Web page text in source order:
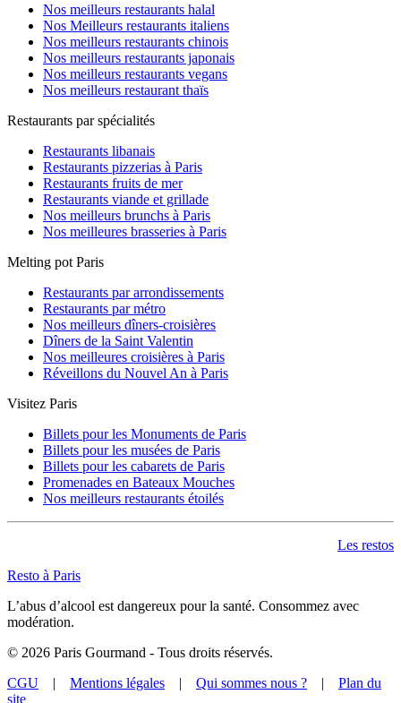
Nos meilleurs restaurants halal
Nos Meilleurs restaurants italiens
Nos meilleurs restaurants chinois
Nos meilleurs restaurants japonais
Nos meilleurs restaurants vegans
Nos meilleurs restaurant thaïs
Restaurants par spécialités
Restaurants libanais
Restaurants pizzerias à Paris
Restaurants fruits de mer
Restaurants viande et grillade
Nos meilleurs brunchs à Paris
Nos meilleures brasseries à Paris
Melting pot Paris
Restaurants par arrondissements
Restaurants par métro
Nos meilleurs dîners-croisières
Dîners de la Saint Valentin
Nos meilleures croisières à Paris
Réveillons du Nouvel An à Paris
Visitez Paris
Billets pour les Monuments de Paris
Billets pour les musées de Paris
Billets pour les cabarets de Paris
Promenades en Bateaux Mouches
Nos meilleurs restaurants étoilés
Les restos
Resto à Paris
L’abus d’alcool est dangereux pour la santé. Consommez avec
modération.
© 2026 Paris Gourmand - Tous droits réservés.
CGU | Mentions légales | Qui sommes nous ? | Plan du
site